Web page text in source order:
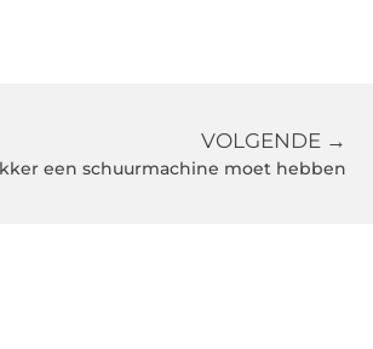
VOLGENDE →
een schuurmachine moet hebben